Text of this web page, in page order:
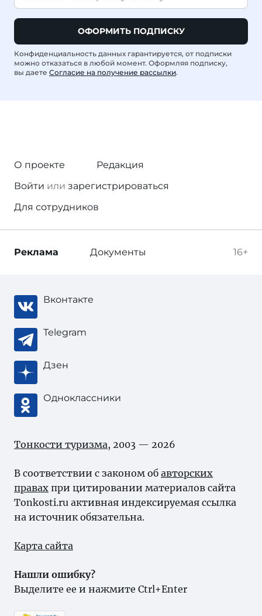
ОФОРМИТЬ ПОДПИСКУ
Конфиденциальность данных гарантируется, от подписки
можно отказаться в любой момент. Оформляя подписку,
вы даете Согласие на получение рассылки.
О проекте
Редакция
Войти или зарегистрироваться
Для сотрудников
16+
Реклама Документы
Вконтакте
Telegram
Дзен
Одноклассники
Тонкости туризма, 2003 — 2026
В соответствии с законом об авторских
правах при цитировании материалов сайта
Tonkosti.ru активная индексируемая ссылка
на источник обязательна.
Карта сайта
Нашли ошибку?
Выделите ее и нажмите Ctrl+Enter